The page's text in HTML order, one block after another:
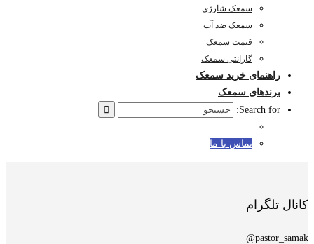
سمعک شارژی
سمعک ضد آب
قیمت سمعک
گارانتی سمعک
راهنمای خرید سمعک
برندهای سمعک
Search for:
تماس با ما
کانال تلگرام
pastor_samak@